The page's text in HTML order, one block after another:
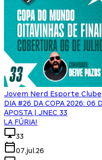
Jovem Nerd Esporte Clube
DIA #26 DA COPA 2026: 06
APOSTA | JNEC 33
LA FÚRIA!
33
07.jul.26